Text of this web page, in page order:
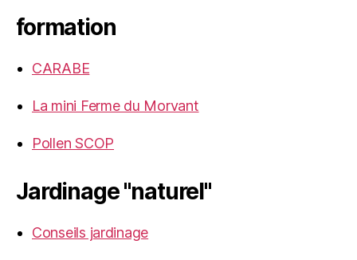
formation
CARABE
La mini Ferme du Morvant
Pollen SCOP
Jardinage "naturel"
Conseils jardinage